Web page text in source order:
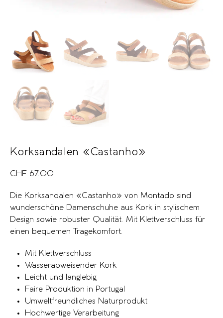
Korksandalen «Castanho»
CHF 67.00
Die Korksandalen «Castanho» von Montado sind
wunderschöne Damenschuhe aus Kork in stylischem
Design sowie robuster Qualität. Mit Klettverschluss für
einen bequemen Tragekomfort.
Mit Klettverschluss
Wasserabweisender Kork
Leicht und langlebig
Faire Produktion in Portugal
Umweltfreundliches Naturprodukt
Hochwertige Verarbeitung